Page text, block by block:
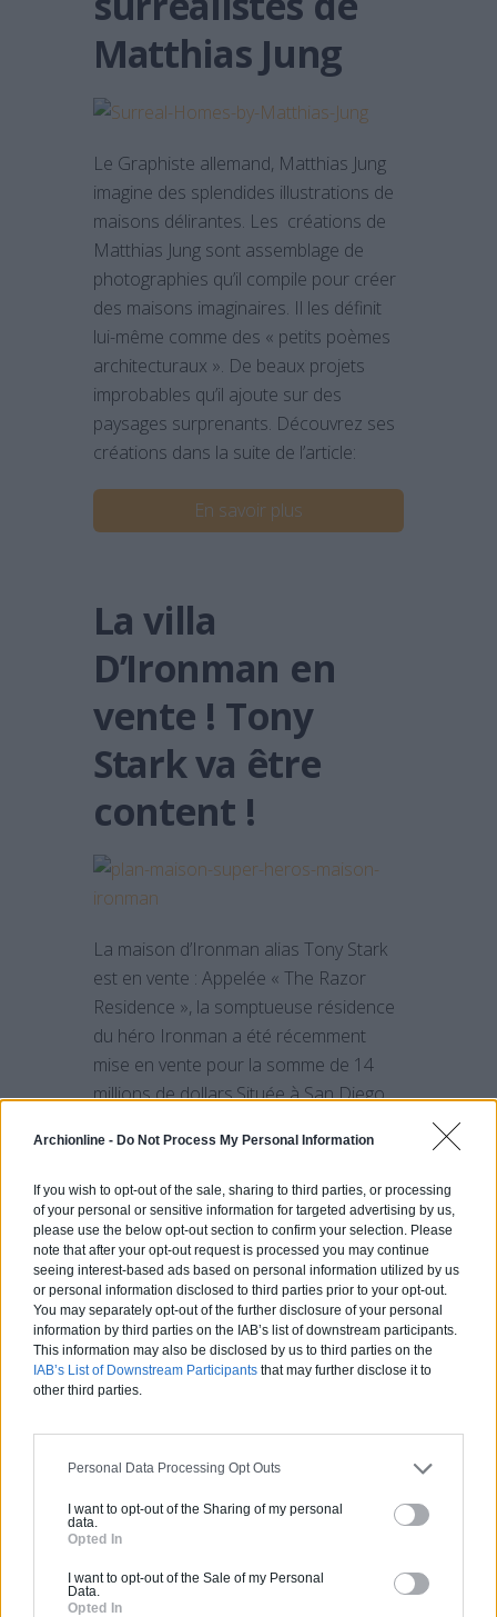
Archionline - Do Not Process My Personal Information
If you wish to opt-out of the sale, sharing to third parties, or processing
of your personal or sensitive information for targeted advertising by us,
please use the below opt-out section to confirm your selection. Please
note that after your opt-out request is processed you may continue
seeing interest-based ads based on personal information utilized by us
or personal information disclosed to third parties prior to your opt-out.
You may separately opt-out of the further disclosure of your personal
information by third parties on the IAB’s list of downstream participants.
This information may also be disclosed by us to third parties on the
IAB’s List of Downstream Participants that may further disclose it to
other third parties.
Personal Data Processing Opt Outs
I want to opt-out of the Sharing of my personal
data.
Opted In
I want to opt-out of the Sale of my Personal
Data.
Opted In
Matthias Jung
Le Graphiste allemand, Matthias Jung
imagine des splendides illustrations de
maisons délirantes. Les créations de
Matthias Jung sont assemblage de
photographies qu’il compile pour créer
des maisons imaginaires. Il les définit
lui-même comme des « petits poèmes
architecturaux ». De beaux projets
improbables qu’il ajoute sur des
paysages surprenants. Découvrez ses
créations dans la suite de l’article:
En savoir plus
La villa
D’Ironman en
vente ! Tony
Stark va être
content !
La maison d’Ironman alias Tony Stark
est en vente : Appelée « The Razor
Residence », la somptueuse résidence
du héro Ironman a été récemment
mise en vente pour la somme de 14
millions de dollars.Située à San Diego,
réalisée par un des meilleurs
architectes au monde Wallace
Cunningham. Avec une surface
habitable de 1 022 m², vous[…]
En savoir plus
Les plans des
appartements
les plus célèbres
!